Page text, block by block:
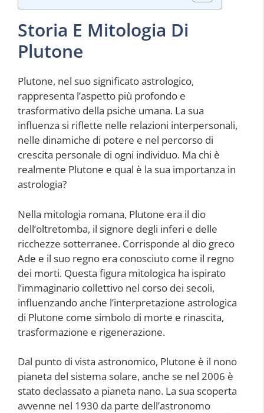
Storia E Mitologia Di
Plutone
Plutone, nel suo significato astrologico,
rappresenta l’aspetto più profondo e
trasformativo della psiche umana. La sua
influenza si riflette nelle relazioni interpersonali,
nelle dinamiche di potere e nel percorso di
crescita personale di ogni individuo. Ma chi è
realmente Plutone e qual è la sua importanza in
astrologia?
Nella mitologia romana, Plutone era il dio
dell’oltretomba, il signore degli inferi e delle
ricchezze sotterranee. Corrisponde al dio greco
Ade e il suo regno era conosciuto come il regno
dei morti. Questa figura mitologica ha ispirato
l’immaginario collettivo nel corso dei secoli,
influenzando anche l’interpretazione astrologica
di Plutone come simbolo di morte e rinascita,
trasformazione e rigenerazione.
Dal punto di vista astronomico, Plutone è il nono
pianeta del sistema solare, anche se nel 2006 è
stato declassato a pianeta nano. La sua scoperta
avvenne nel 1930 da parte dell’astronomo